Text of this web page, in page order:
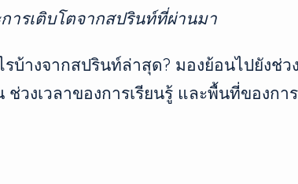
ารเติบโตจากสปรินท์ที่ผ่านมา
รบ้างจากสปรินท์ล่าสุด? มองย้อนไปยังช่ว
วงเวลาของการเรียนรู้ และพื้นที่ของกา